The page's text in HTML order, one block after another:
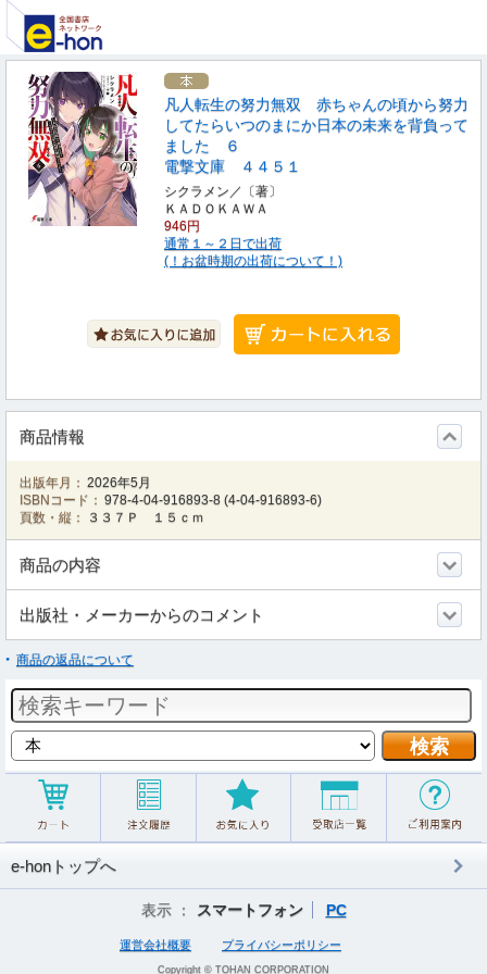
凡人転生の努力無双 赤ちゃんの頃から努力
してたらいつのまにか日本の未来を背負って
ました ６
電撃文庫 ４４５１
シクラメン／〔著〕
ＫＡＤＯＫＡＷＡ
946円
通常１～２日で出荷
(！お盆時期の出荷について！)
商品情報
出版年月： 2026年5月
ISBNコード： 978-4-04-916893-8 (4-04-916893-6)
頁数・縦：
３３７Ｐ １５ｃｍ
商品の内容
出版社・メーカーからのコメント
商品の返品について
e-honトップへ
表示 ： スマートフォン PC
運営会社概要 プライバシーポリシー
Copyright © TOHAN CORPORATION